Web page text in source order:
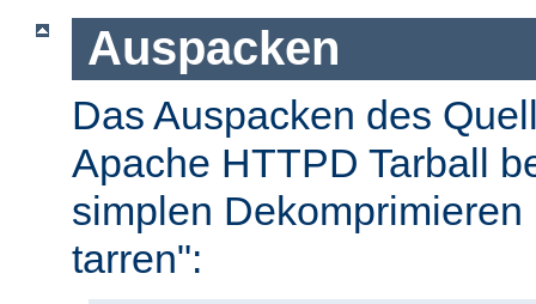
Auspacken
Das Auspacken des
Apache HTTPD Tarball
simplen
tarren":